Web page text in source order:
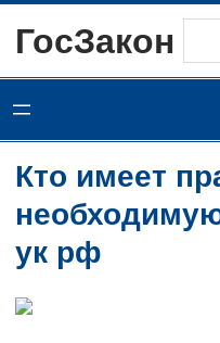
содержимому
ГосЗакон
Кто имеет
ук рф